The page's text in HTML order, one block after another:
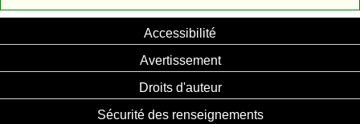
Accessibilité
Avertissement
Droits d'auteur
Sécurité des renseignements